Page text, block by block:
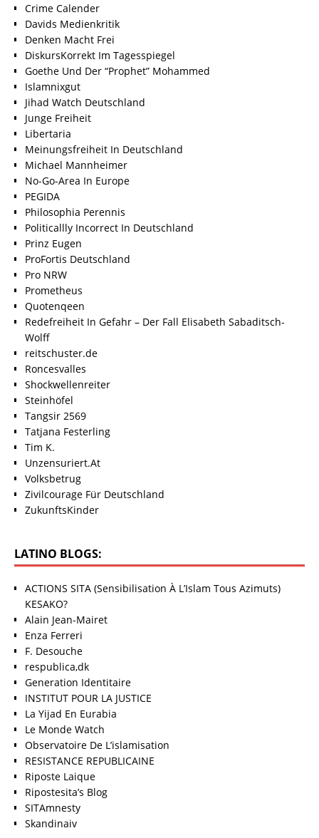
Crime Calender
Davids Medienkritik
Denken Macht Frei
DiskursKorrekt Im Tagesspiegel
Goethe Und Der “Prophet” Mohammed
Islamnixgut
Jihad Watch Deutschland
Junge Freiheit
Libertaria
Meinungsfreiheit In Deutschland
Michael Mannheimer
No-Go-Area In Europe
PEGIDA
Philosophia Perennis
Politicallly Incorrect In Deutschland
Prinz Eugen
ProFortis Deutschland
Pro NRW
Prometheus
Quotenqeen
Redefreiheit In Gefahr – Der Fall Elisabeth Sabaditsch-
Wolff
reitschuster.de
Roncesvalles
Shockwellenreiter
Steinhöfel
Tangsir 2569
Tatjana Festerling
Tim K.
Unzensuriert.At
Volksbetrug
Zivilcourage Für Deutschland
ZukunftsKinder
LATINO BLOGS:
ACTIONS SITA (Sensibilisation À L’Islam Tous Azimuts)
KESAKO?
Alain Jean-Mairet
Enza Ferreri
F. Desouche
respublica,dk
Generation Identitaire
INSTITUT POUR LA JUSTICE
La Yijad En Eurabia
Le Monde Watch
Observatoire De L’islamisation
RESISTANCE REPUBLICAINE
Riposte Laique
Ripostesita’s Blog
SITAmnesty
Skandinaiv